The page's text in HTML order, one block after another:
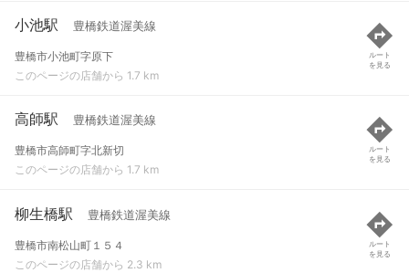
小池駅 豊橋鉄道渥美線
豊橋市小池町字原下
このページの店舗から 1.7 km
ルート
を見る
高師駅 豊橋鉄道渥美線
豊橋市高師町字北新切
このページの店舗から 1.7 km
ルート
を見る
柳生橋駅 豊橋鉄道渥美線
豊橋市南松山町１５４
このページの店舗から 2.3 km
ルート
を見る